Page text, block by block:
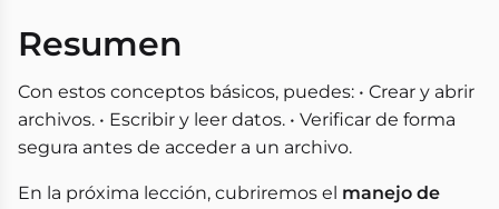
Resumen
Con estos conceptos básicos, puedes: • Crear y abrir
archivos. • Escribir y leer datos. • Verificar de forma
segura antes de acceder a un archivo.
En la próxima lección, cubriremos el manejo de